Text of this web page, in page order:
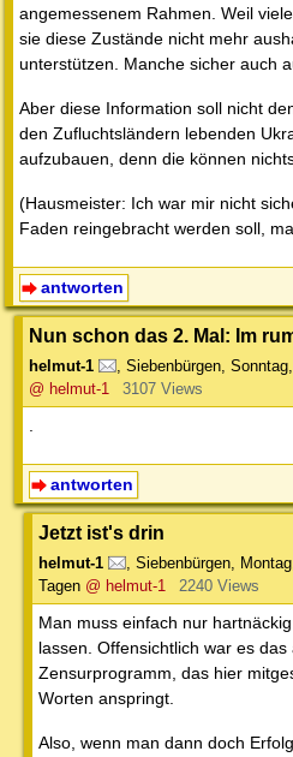
angemessenem Rahmen. Weil
sie diese Zustände nicht mehr
unterstützen. Manche sicher auch
Aber diese Information soll nicht
den Zufluchtsländern lebenden
aufzubauen, denn die können
(Hausmeister: Ich war mir nicht
Faden reingebracht werden soll,
antworten
Nun schon das 2. Mal: Im
helmut-1 , Siebenbürgen,
@ helmut-1
3107 Views
.
antworten
Jetzt ist's drin
helmut-1 , Siebenbürgen,
Tagen @ helmut-1 2240 Views
Man muss einfach nur
lassen. Offensichtlich war es
Zensurprogramm, das hier
Worten anspringt.
Also, wenn man dann doch